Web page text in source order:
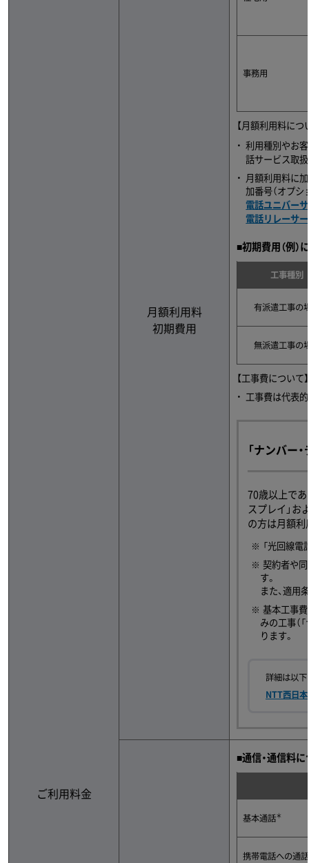
ご利用料金
月額利用料
初期費用
事務用
【月額利用料につ
利用種別やお
話サービス取
月額利用料に加
加番号（オプシ
電話ユニバー
電話リレーサ
■初期費用（例）
工事種別
有派遣工事の
無派遣工事の
【工事費について】
工事費は代表
「ナンバー
70歳以上であ
スプレイ」お
の方は月額利
「光回線
契約者や
す。
また、適用
基本工事費
みの工事（
ります。
詳細は以
NTT西日
■通信・通信料
基本通話＊
携帯電話への通話